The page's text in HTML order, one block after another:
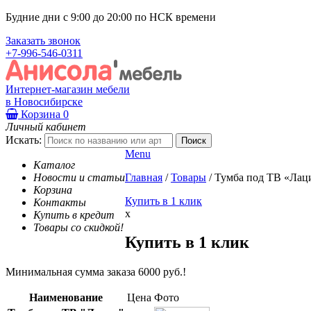
Будние дни с 9:00 до 20:00 по НСК времени
Заказать звонок
+7-996-546-0311
Интернет-магазин мебели
в Новосибирске
Корзина 0
Личный кабинет
Искать:
Каталог
Новости и статьи
Корзина
Контакты
Купить в кредит
Товары со скидкой!
Menu
Главная / Товары / Тумба под ТВ
Купить в 1 клик
x
Купить в 1 клик
Минимальная сумма заказа 6000 руб.!
Наименование Цена Фото